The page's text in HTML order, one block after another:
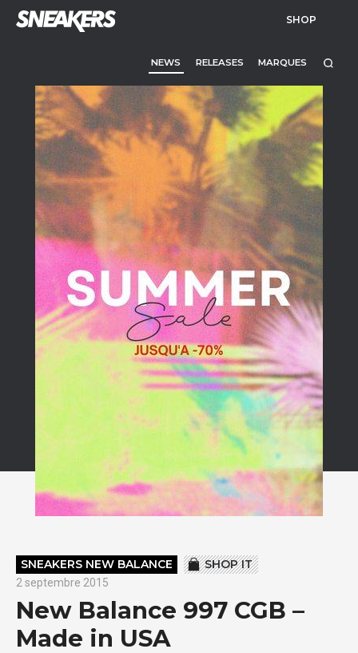
SHOP
NEWS RELEASES MARQUES
SNEAKERS NEW BALANCE SHOP IT
2 septembre 2015
New Balance 997 CGB –
Made in USA